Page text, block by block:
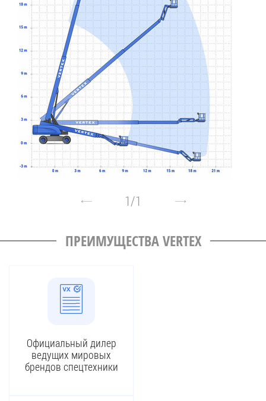
1/1
ПРЕИМУЩЕСТВА VERTEX
Официальный дилер
ведущих мировых
брендов спецтехники